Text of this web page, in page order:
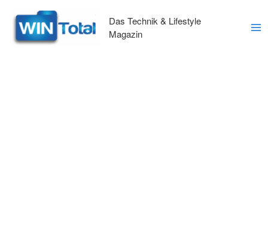
Inhalt
springen
Das Technik & Lifestyle
Magazin